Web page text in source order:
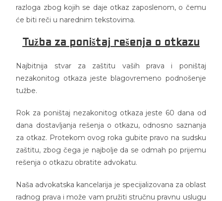
razloga zbog kojih se daje otkaz zaposlenom, o čemu
će biti reči u narednim tekstovima.
Tužba za poništaj rešenja o otkazu
Najbitnija stvar za zaštitu vaših prava i poništaj
nezakonitog otkaza jeste blagovremeno podnošenje
tužbe.
Rok za poništaj nezakonitog otkaza jeste 60 dana od
dana dostavljanja rešenja o otkazu, odnosno saznanja
za otkaz. Protekom ovog roka gubite pravo na sudsku
zaštitu, zbog čega je najbolje da se odmah po prijemu
rešenja o otkazu obratite advokatu.
Naša advokatska kancelarija je specijalizovana za oblast
radnog prava i može vam pružiti stručnu pravnu uslugu